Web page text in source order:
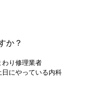
か？
わり修理業者
にやっている内科